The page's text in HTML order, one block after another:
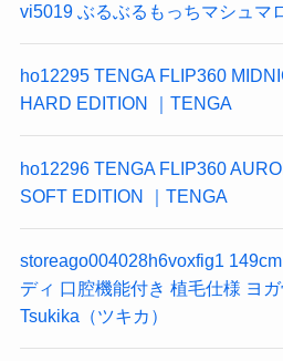
vi5019 ぶるぶるもっちマシュマ
ho12295 TENGA FLIP360
HARD EDITION ｜TENGA
ho12296 TENGA FLIP360
SOFT EDITION ｜TENGA
storeago004028h6voxfig1
ディ 口腔機能付き 植毛仕様 ヨガ
Tsukika（ツキカ）